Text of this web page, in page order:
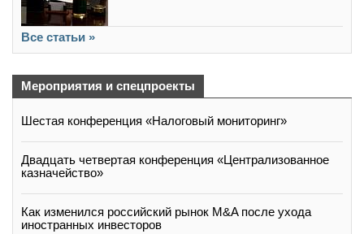
Все статьи »
Мероприятия и спецпроекты
Шестая конференция «Налоговый мониторинг»
Двадцать четвертая конференция «Централизованное
казначейство»
Как изменился российский рынок M&A после ухода
иностранных инвесторов